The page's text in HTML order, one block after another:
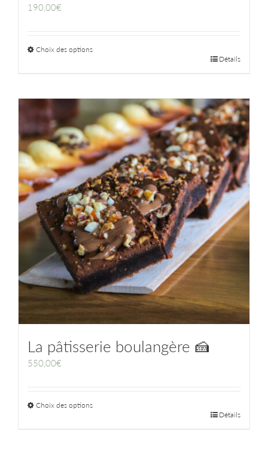
190,00€
Choix des options
Détails
La pâtisserie boulangère 🍰
550,00€
Choix des options
Détails